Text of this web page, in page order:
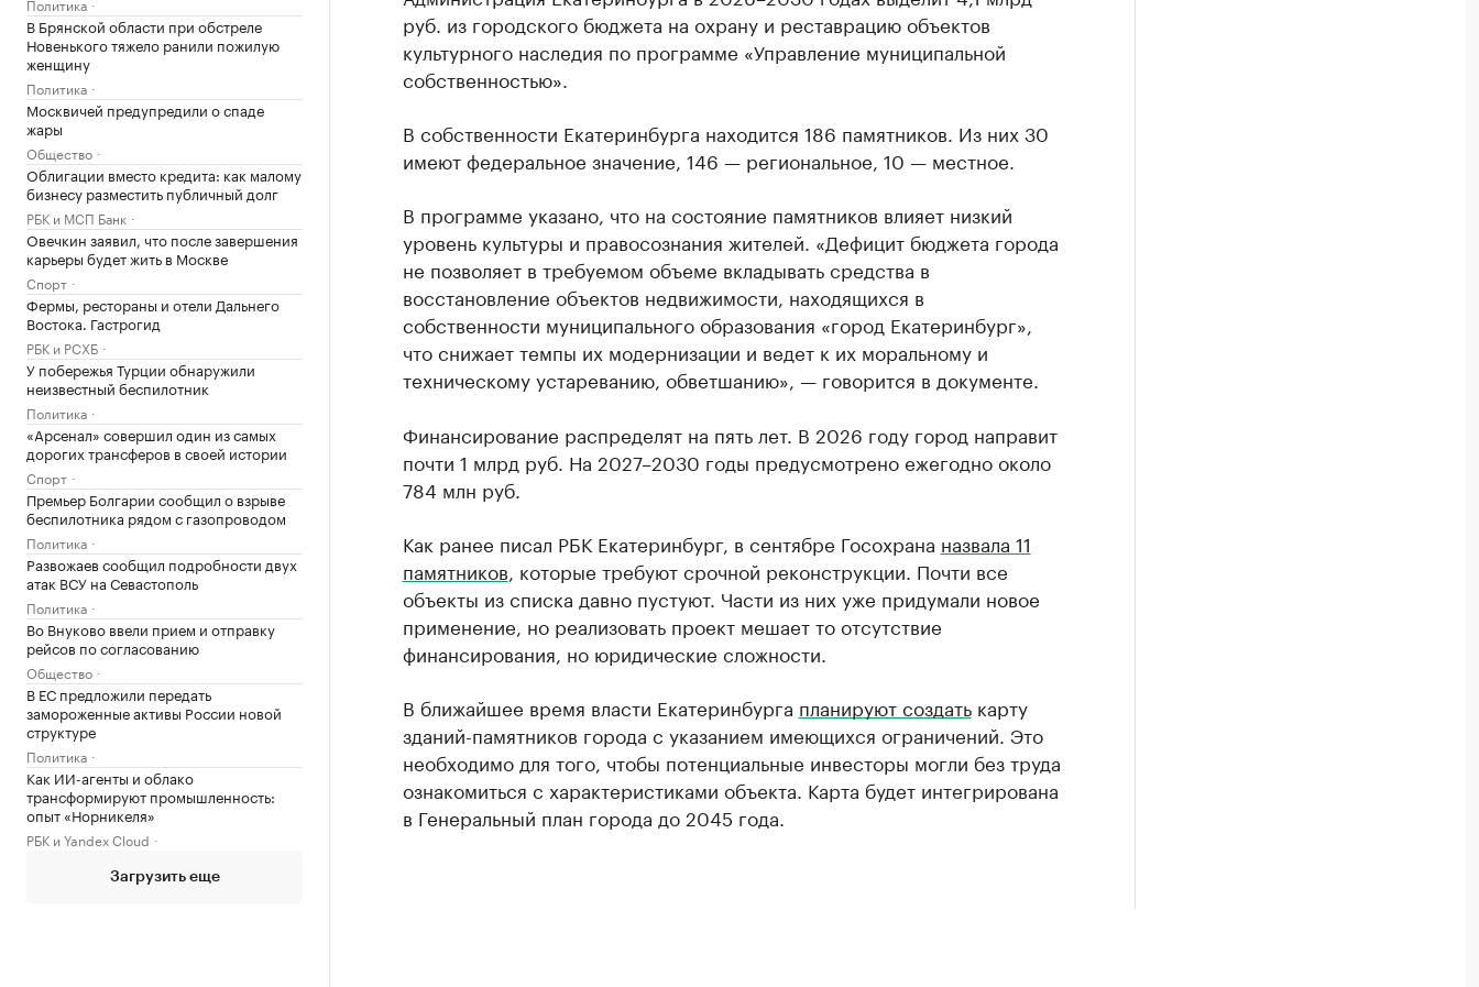
В Брянской области при обстреле
Новенького тяжело ранили пожилую
женщину
Политика
Москвичей предупредили о спаде
жары
Общество
Облигации вместо кредита: как малому
бизнесу разместить публичный долг
РБК и МСП Банк
Овечкин заявил, что после завершения
карьеры будет жить в Москве
Спорт
Фермы, рестораны и отели Дальнего
Востока. Гастрогид
РБК и РСХБ
У побережья Турции обнаружили
неизвестный беспилотник
Политика
«Арсенал» совершил один из самых
дорогих трансферов в своей истории
Спорт
Премьер Болгарии сообщил о взрыве
беспилотника рядом с газопроводом
Политика
Развожаев сообщил подробности двух
атак ВСУ на Севастополь
Политика
Во Внуково ввели прием и отправку
рейсов по согласованию
Общество
В ЕС предложили передать
замороженные активы России новой
структуре
Политика
Как ИИ-агенты и облако
трансформируют промышленность:
опыт «Норникеля»
РБК и Yandex Cloud
Загрузить еще
руб. из городского бюджета на охрану и реставрацию объектов
культурного наследия по программе «Управление муниципальной
собственностью».
В собственности Екатеринбурга находится 186 памятников. Из них 30
имеют федеральное значение, 146 — региональное, 10 — местное.
В программе указано, что на состояние памятников влияет низкий
уровень культуры и правосознания жителей. «Дефицит бюджета города
не позволяет в требуемом объеме вкладывать средства в
восстановление объектов недвижимости, находящихся в
собственности муниципального образования «город Екатеринбург»,
что снижает темпы их модернизации и ведет к их моральному и
техническому устареванию, обветшанию», — говорится в документе.
Финансирование распределят на пять лет. В 2026 году город направит
почти 1 млрд руб. На 2027–2030 годы предусмотрено ежегодно около
784 млн руб.
Как ранее писал РБК Екатеринбург, в сентябре Госохрана назвала 11
памятников , которые требуют срочной реконструкции. Почти все
объекты из списка давно пустуют. Части из них уже придумали новое
применение, но реализовать проект мешает то отсутствие
финансирования, но юридические сложности.
В ближайшее время власти Екатеринбурга планируют создатькарту
зданий-памятников города с указанием имеющихся ограничений. Это
необходимо для того, чтобы потенциальные инвесторы могли без труда
ознакомиться с характеристиками объекта. Карта будет интегрирована
в Генеральный план города до 2045 года.